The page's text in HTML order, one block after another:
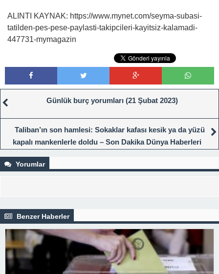
ALINTI KAYNAK: https://www.mynet.com/seyma-subasi-
tatilden-pes-pese-paylasti-takipcileri-kayitsiz-kalamadi-
447731-mymagazin
Günlük burç yorumları (21 Şubat 2023)
Taliban’ın son hamlesi: Sokaklar kafası kesik ya da yüzü
kapalı mankenlerle doldu – Son Dakika Dünya Haberleri
Yorumlar
Benzer Haberler